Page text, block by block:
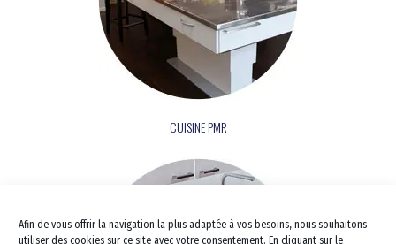
Afin de vous offrir la navigation la plus adaptée à vos besoins, nous souhaitons
utiliser des cookies sur ce site avec votre consentement. En cliquant sur le
CUISINE PMR
Pour les séniors
Travaux pour Tous
Salle de bains PMR
Douche Siège PMR
Baignoire combinée PMR
Douche à l’italienne sénior
Lavabo et vasque Sénior
Aménagement de tout le
Cuisine PMR
Escalier Déplacement